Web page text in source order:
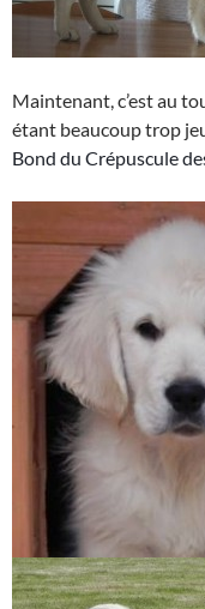
Maintenant, c’est au
étant beaucoup trop
Bond du Crépuscule